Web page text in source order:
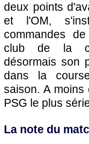
deux points
et l'OM,
commandes
club de la
désormais son
dans la
saison. A
PSG le plus
La note du